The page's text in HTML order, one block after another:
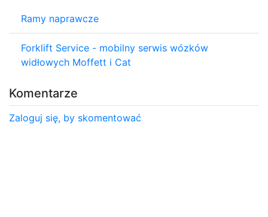
Ramy naprawcze
Forklift Service - mobilny serwis wózków
widłowych Moffett i Cat
Komentarze
Zaloguj się, by skomentować